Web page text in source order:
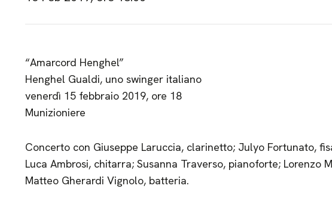
“Amarcord Henghel”
Henghel Gualdi, uno swinger italiano
venerdì 15 febbraio 2019, ore 18
Munizioniere
Concerto con Giuseppe Laruccia, clarinetto; Julyo Fortunato,
Luca Ambrosi, chitarra; Susanna Traverso, pianoforte; Lorenzo
Matteo Gherardi Vignolo, batteria.